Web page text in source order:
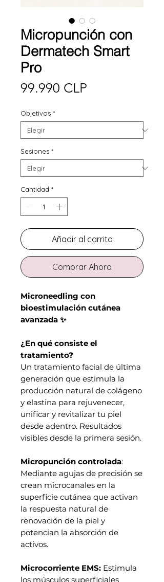
Micropunción con
Dermatech Smart
Pro
99.990 CLP
Objetivos *
Sesiones *
Cantidad *
Añadir al carrito
Comprar Ahora
Microneedling con
bioestimulación cutánea
avanzada ✨
¿En qué consiste el
tratamiento?
Un tratamiento facial de última
generación que estimula la
producción natural de colágeno
y elastina para rejuvenecer,
unificar y revitalizar tu piel
desde adentro. Resultados
visibles desde la primera sesión.
Micropunción controlada:
Mediante agujas de precisión se
crean microcanales en la
superficie cutánea que activan
la respuesta natural de
renovación de la piel y
potencian la absorción de
activos.
Microcorriente EMS: Estimula
los músculos superficiales